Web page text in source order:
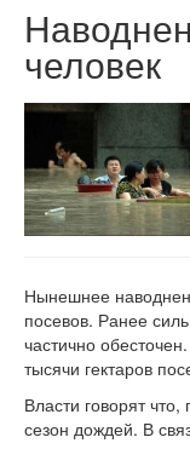
человек
Нынешнее
посевов. Ранее
частично
тысячи гектаров
Власти говорят
сезон дождей. В